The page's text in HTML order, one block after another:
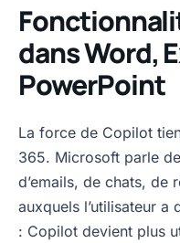
dans Word,
PowerPoint
La force de Copilot
365. Microsoft parle
d’emails, de chats, de
auxquels l’utilisateur a
: Copilot devient plus